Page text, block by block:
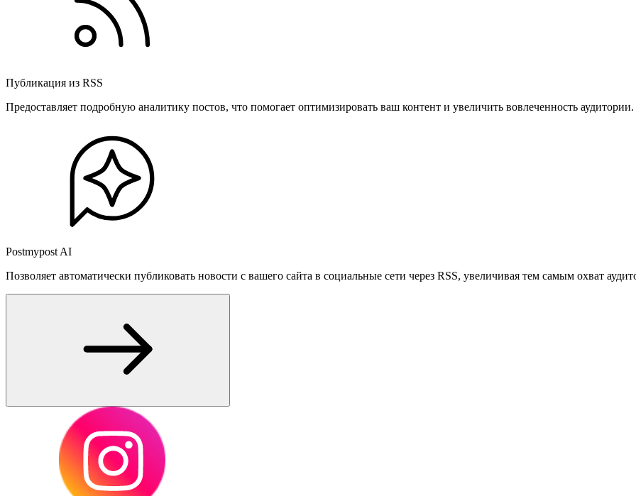
Публикация из RSS
Предоставляет подробную аналитику постов, что помогает оптимизировать ваш контент и увеличить вовлеченность аудитории.
Postmypost AI
Позволяет автоматически публиковать новости с вашего сайта в социальные сети через RSS, увеличивая тем самым охват